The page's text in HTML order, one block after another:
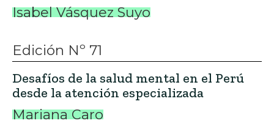
Isabel Vásquez Suyo
Edición Nº 71
Desafíos de la salud mental en el Perú
desde la atención especializada
Mariana Caro